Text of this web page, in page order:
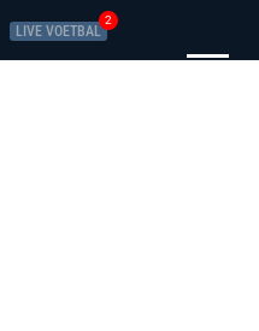
LIVE VOETBAL
2